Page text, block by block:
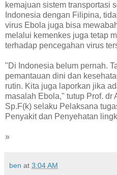
kemajuan sistem transportasi
Indonesia dengan Filipina,
virus Ebola juga bisa
melalui kemenkes juga tetap
terhadap pencegahan virus
"Di Indonesia belum pernah.
pemantauan dini dan
rutin. Kita juga laporkan jika
masalah Ebola," tutup Prof. dr
Sp.F(k) selaku Pelaksana
Penyakit dan Penyehatan
»
ben at 3:04 AM